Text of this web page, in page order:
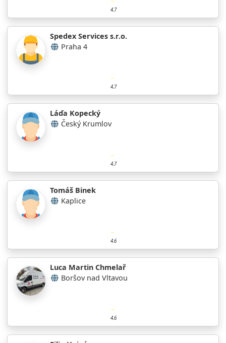
4.7
Spedex Services s.r.o.
Praha 4
4.7
Láďa Kopecký
Český Krumlov
4.7
Tomáš Binek
Kaplice
4.6
Luca Martin Chmelař
Boršov nad Vltavou
4.6